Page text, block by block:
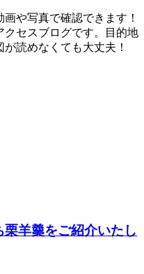
や写真で確認できます！
セスブログです。目的地
読めなくても大丈夫！
羊羹をご紹介いたし